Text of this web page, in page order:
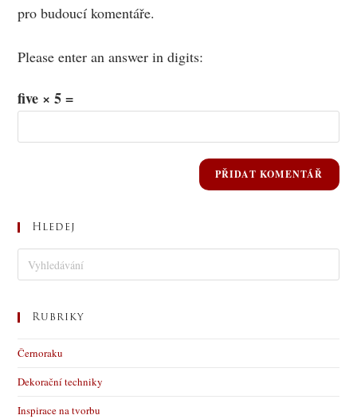
pro budoucí komentáře.
Please enter an answer in digits:
five × 5 =
Hledej
Rubriky
Černoraku
Dekorační techniky
Inspirace na tvorbu